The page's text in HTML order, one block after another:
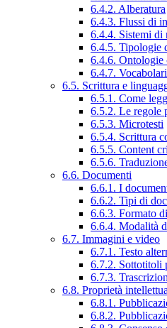
6.4.2. Alberatura
6.4.3. Flussi di
6.4.4. Sistemi di
6.4.5. Tipologie
6.4.6. Ontologie
6.4.7.
6.5. Scrittura e
6.5.1. Come
6.5.2. Le regole
6.5.3. Microtesti
6.5.4. Scrittura
6.5.5. Content
6.5.6.
6.6. Documenti
6.6.1. I
6.6.2. Tipi di
6.6.3. Formato
6.6.4. Modalità
6.7. Immagini e video
6.7.1. Testo
6.7.2. Sottotitoli
6.7.3.
6.8. Proprietà
6.8.1.
6.8.2.